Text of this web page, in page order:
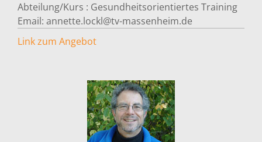
Abteilung/Kurs : Gesundheitsorientiertes Training
Email: annette.lockl@tv-massenheim.de
Link zum Angebot